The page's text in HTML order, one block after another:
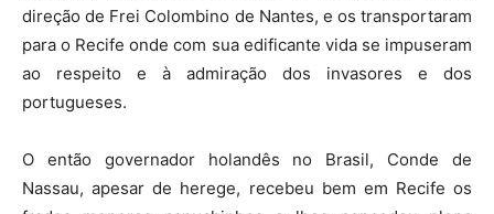
direção de Frei Colombino de Nantes, e os transportaram
para o Recife onde com sua edificante vida se impuseram
ao respeito e à admiração dos invasores e dos
portugueses.
O então governador holandês no Brasil, Conde de
Nassau, apesar de herege, recebeu bem em Recife os